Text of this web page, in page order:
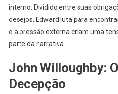
interno. Dividido entre suas
desejos, Edward luta para
e a pressão externa criam uma
parte da narrativa.
John Willoughby:
Decepção